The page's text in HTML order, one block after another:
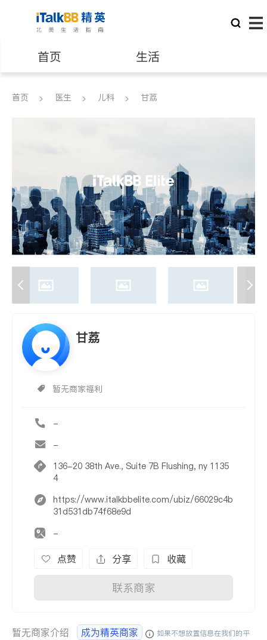
首页 生活
医生 律师
养老 非盈利组织
首页 医生 儿科 甘荔
甘荔
暂无商家福利
-
-
136-20 38th Ave., Suite 7B Flushing, ny 1135
4
https://www.italkbbelite.com/ubiz/66029c4b
31d531db74f68e9d
-
点赞 分享 收藏
联系商家
暂无商家介绍 成为精英商家
如果不想放置信息在我们的平